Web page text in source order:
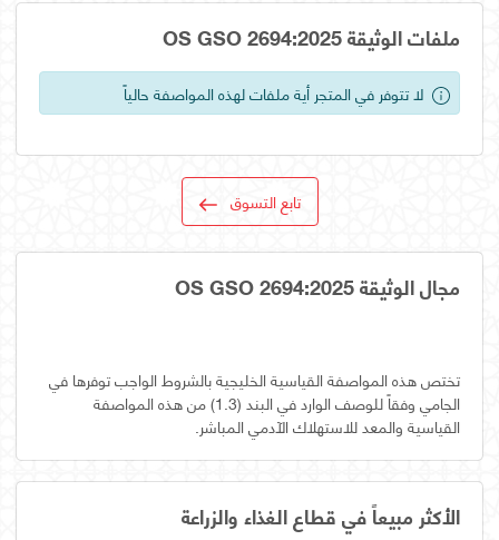
ملفات الوثيقة OS GSO 2694:2025
لا تتوفر في المتجر أية ملفات لهذه المواصفة حالياً
تابع التسوق
مجال الوثيقة OS GSO 2694:2025
تختص هذه المواصفة القياسية الخليجية بالشروط الواجب توفرها في
الجامي وفقاً للوصف الوارد في البند (1.3) من هذه المواصفة
القياسية والمعد للاستهلاك الآدمي المباشر.
الأكثر مبيعاً في قطاع الغذاء والزراعة